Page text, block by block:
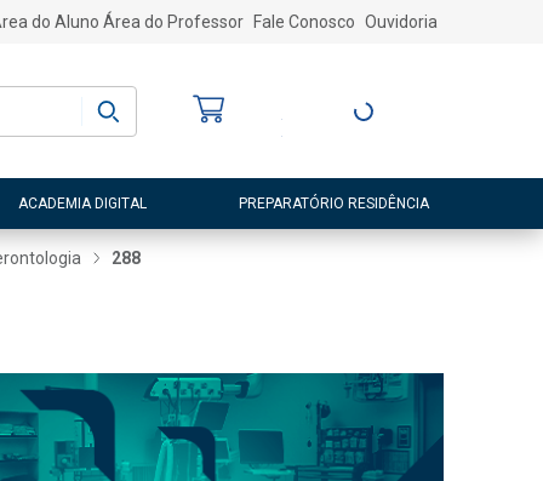
do Aluno Área do Professor Fale Conosco Ouvidoria
Entre ou Cadastre-
ACADEMIA DIGITAL PREPARATÓRIO RESIDÊNCIA
288